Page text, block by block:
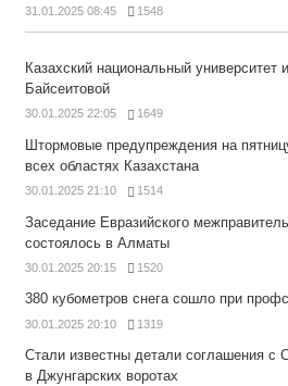
31.01.2025 08:45 1548
Казахский национальный
Байсеитовой
30.01.2025 22:05 1649
Штормовые предупреждения на
всех областях Казахстана
30.01.2025 21:10 1514
Заседание Евразийского
состоялось в Алматы
30.01.2025 20:15 1520
380 кубометров снега сошло при
30.01.2025 20:10 1319
Стали известны детали соглашения с
в Джунгарских воротах